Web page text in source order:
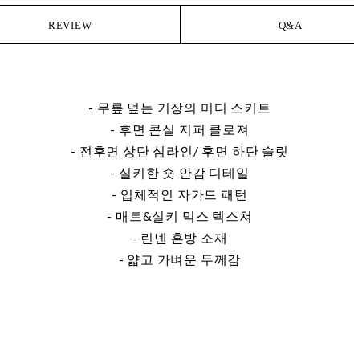
REVIEW Q&A
- 무릎 덮는 기장의 미디 스커트
- 후면 콘실 지퍼 클로져
- 전후면 상단 심라인/ 후면 하단 슬릿
- 실키한 숏 안감 디테일
- 입체적인 자가드 패턴
- 매트&실키 믹스 텍스쳐
- 린넨 혼방 소재
- 얇고 가벼운 두께감